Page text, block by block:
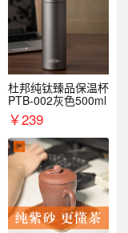
杜邦纯钛臻品保温杯
PTB-002灰色500ml
￥239